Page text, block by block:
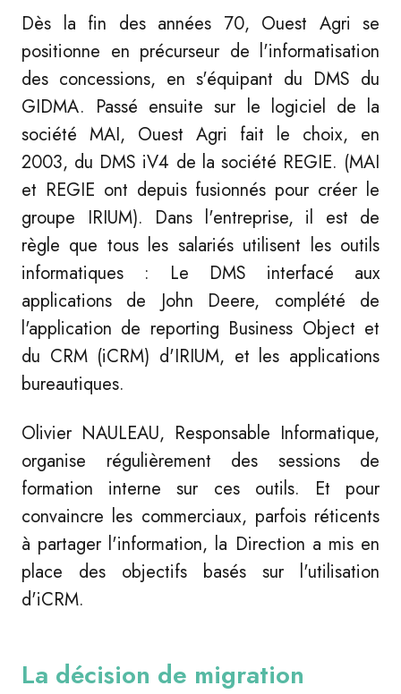
Dès la fin des années 70, Ouest Agri se
positionne en précurseur de l'informatisation
des concessions, en s'équipant du DMS du
GIDMA. Passé ensuite sur le logiciel de la
société MAI, Ouest Agri fait le choix, en
2003, du DMS iV4 de la société REGIE. (MAI
et REGIE ont depuis fusionnés pour créer le
groupe IRIUM). Dans l'entreprise, il est de
règle que tous les salariés utilisent les outils
informatiques : Le DMS interfacé aux
applications de John Deere, complété de
l'application de reporting Business Object et
du CRM (iCRM) d'IRIUM, et les applications
bureautiques.
Olivier NAULEAU, Responsable Informatique,
organise régulièrement des sessions de
formation interne sur ces outils. Et pour
convaincre les commerciaux, parfois réticents
à partager l'information, la Direction a mis en
place des objectifs basés sur l'utilisation
d'iCRM.
La décision de migration